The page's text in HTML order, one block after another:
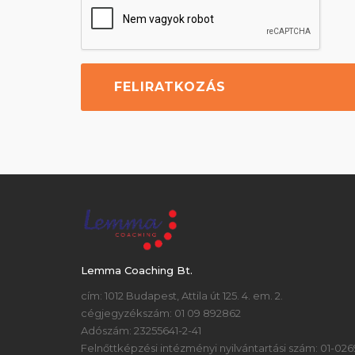
Lemma Coaching Bt.
cím: 1012 Budapest, Attila út 125. 4. em. 2.
cégjegyzékszám: 01 09 892862
Adószám: 23255641-2-41
Felnőttképzési intézményi nyilvántartási szám: 01-